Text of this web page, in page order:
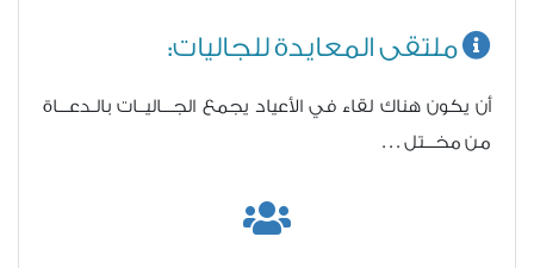
ملتقى المعايدة للجاليات:
أن يكون هناك لقاء في الأعياد يجمع الجـــاليــات بالـدعـــاة
من مخـــتل . . .